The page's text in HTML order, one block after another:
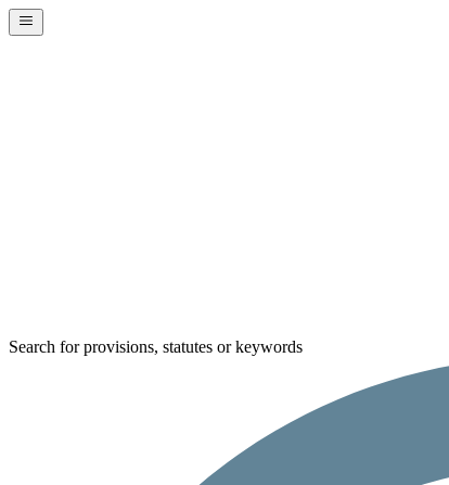
Search for provisions, statutes or keywords